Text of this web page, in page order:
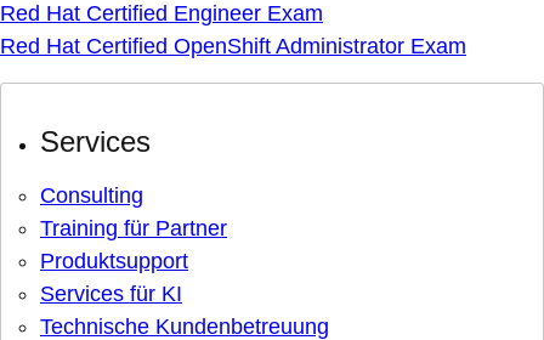
Red Hat Certified Engineer Exam
Red Hat Certified OpenShift Administrator Exam
Services
Consulting
Training für Partner
Produktsupport
Services für KI
Technische Kundenbetreuung